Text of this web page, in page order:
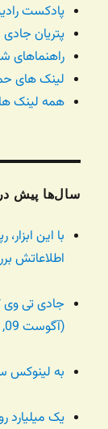
پادکست
پتریان جادی
راهنماهای
لینک های
همه لینک
سال‌ها پیش
با این
اطلاعاتش
(آگوست 09, 2015)
به لینوکس سه
یک میلیارد